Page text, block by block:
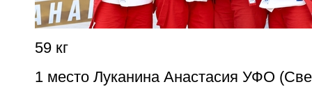
59 кг
1 место Луканина Анастасия УФО